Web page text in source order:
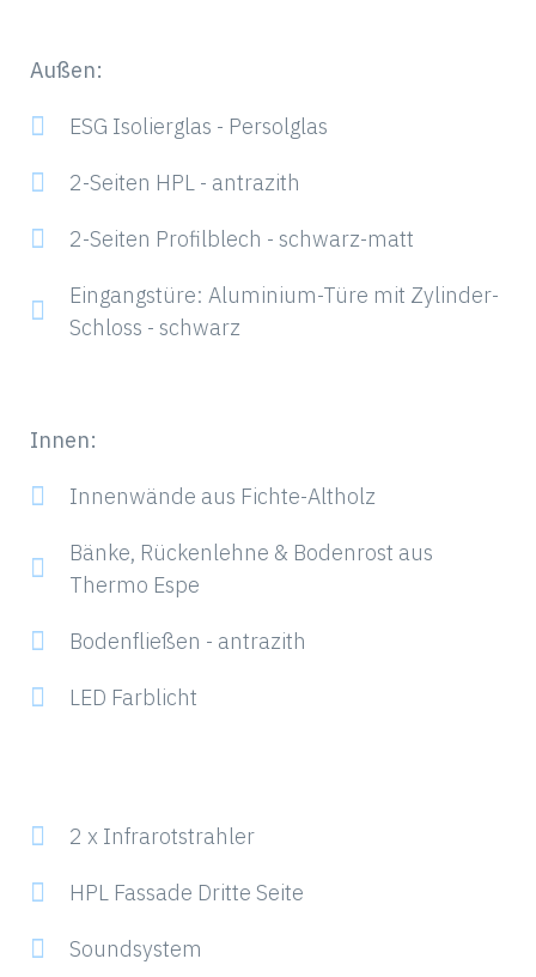
Außen:
ESG Isolierglas - Persolglas
2-Seiten HPL - antrazith
2-Seiten Profilblech - schwarz-matt
Eingangstüre: Aluminium-Türe mit Zylinder-
Schloss - schwarz
Innen:
Innenwände aus Fichte-Altholz
Bänke, Rückenlehne & Bodenrost aus
Thermo Espe
Bodenfließen - antrazith
LED Farblicht
2 x Infrarotstrahler
HPL Fassade Dritte Seite
Soundsystem